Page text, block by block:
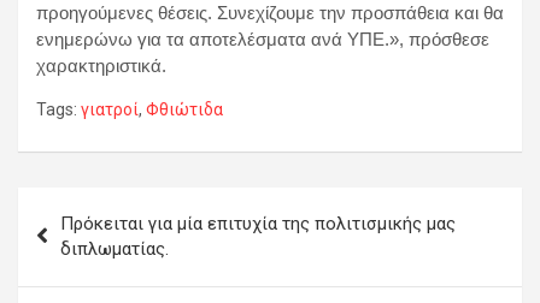
προηγούμενες θέσεις. Συνεχίζουμε την προσπάθεια και θα
ενημερώνω για τα αποτελέσματα ανά ΥΠΕ.», πρόσθεσε
χαρακτηριστικά.
Tags: γιατροί, Φθιώτιδα
άρθρων
Πρόκειται για μία επιτυχία της πολιτισμικής μας
διπλωματίας.